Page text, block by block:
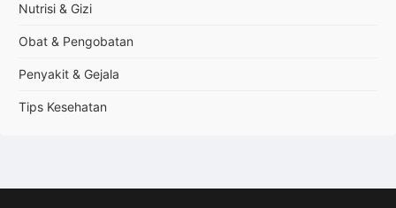
Nutrisi & Gizi
Obat & Pengobatan
Penyakit & Gejala
Tips Kesehatan